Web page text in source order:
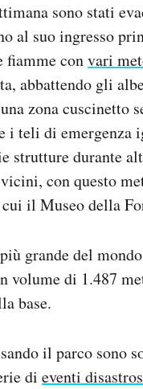
sono stati
al suo ingresso
fiamme convari
abbattendo gli
zona
i teli di
strutture durante
con questo
il Museo della
grande del
volume di 1.487
base.
il parco sono
di eventi